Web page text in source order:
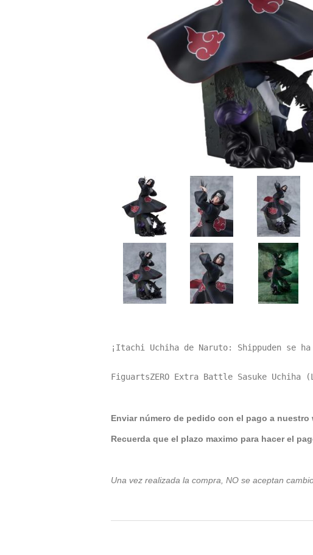
¡Itachi Uchiha de Naruto: Shippuden
FiguartsZERO Extra Battle Sasuke
Enviar número de pedido con el pago a
Recuerda que el plazo maximo para hacer el
Una vez realizada la compra, NO se aceptan